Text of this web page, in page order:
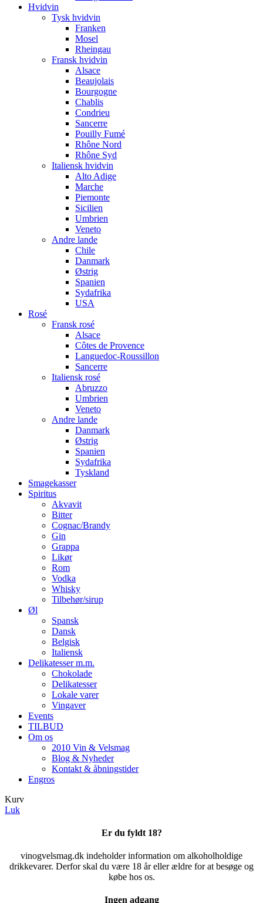
Hvidvin
Tysk hvidvin
Franken
Mosel
Rheingau
Fransk hvidvin
Alsace
Beaujolais
Bourgogne
Chablis
Condrieu
Sancerre
Pouilly Fumé
Rhône Nord
Rhône Syd
Italiensk hvidvin
Alto Adige
Marche
Piemonte
Sicilien
Umbrien
Veneto
Andre lande
Chile
Danmark
Østrig
Spanien
Sydafrika
USA
Rosé
Fransk rosé
Alsace
Côtes de Provence
Languedoc-Roussillon
Sancerre
Italiensk rosé
Abruzzo
Umbrien
Veneto
Andre lande
Danmark
Østrig
Spanien
Sydafrika
Tyskland
Smagekasser
Spiritus
Akvavit
Bitter
Cognac/Brandy
Gin
Grappa
Likør
Rom
Vodka
Whisky
Tilbehør/sirup
Øl
Spansk
Dansk
Belgisk
Italiensk
Delikatesser m.m.
Chokolade
Delikatesser
Lokale varer
Vingaver
Events
TILBUD
Om os
2010 Vin & Velsmag
Blog & Nyheder
Kontakt & åbningstider
Engros
Kurv
Luk
Er du fyldt 18?
vinogvelsmag.dk indeholder information om alkoholholdige
drikkevarer. Derfor skal du være 18 år eller ældre for at besøge og
købe hos os.
Ingen adgang